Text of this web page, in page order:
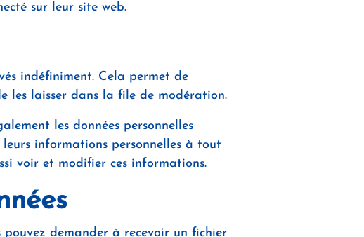
sur leur site web.
indéfiniment. Cela permet de
les laisser dans la file de modération.
les données personnelles
informations personnelles à tout
voir et modifier ces informations.
pouvez demander à recevoir un fichier